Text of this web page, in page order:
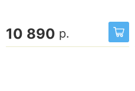
10 890 р.